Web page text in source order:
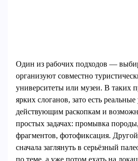
Один из рабочих подходов —
организуют совместно
университеты или музеи. В таких
ярких слоганов, зато есть
действующим раскопкам и
простых задачах: промывка
фрагментов, фотофиксация.
сначала заглянуть в серьёзный
по теме, а уже потом ехать на